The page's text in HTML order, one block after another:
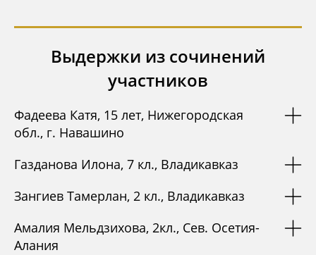
Выдержки из сочинений
участников
Фадеева Катя, 15 лет, Нижегородская
обл., г. Навашино
Газданова Илона, 7 кл., Владикавказ
Зангиев Тамерлан, 2 кл., Владикавказ
Амалия Мельдзихова, 2кл., Сев. Осетия-
Алания